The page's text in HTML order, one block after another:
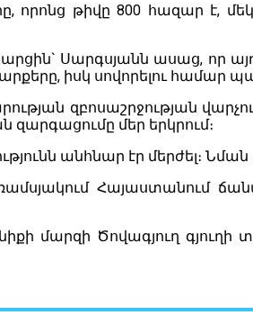
թիվը 800 հազար է,
Սարգսյանն ասաց, որ
իսկ սովորելու համար
զբոսաշրջության
զարգացումը մեր երկրում։
անհնար էր մերժել։ Նման
Հայաստանում
մարզի Ծովագյուղ